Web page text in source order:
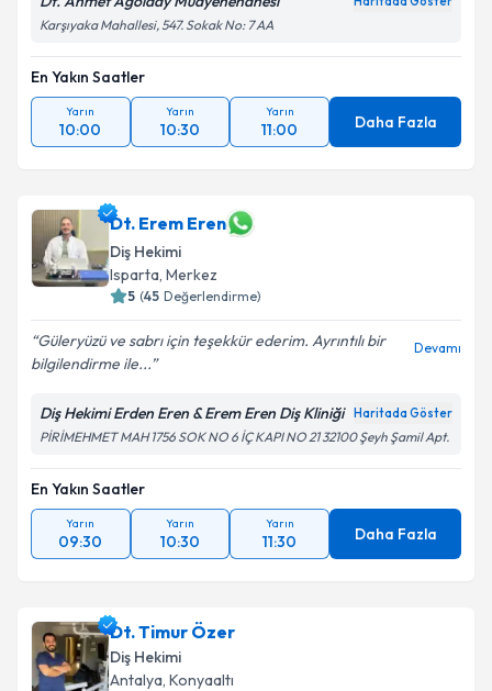
Karşıyaka Mahallesi, 547. Sokak No: 7 AA
En Yakın Saatler
Yarın
10:00
Yarın
10:30
Yarın
11:00 Daha Fazla
Dt. Erem Eren
Diş Hekimi
Isparta, Merkez
5 (45 Değerlendirme)
Güleryüzü ve sabrı için teşekkür ederim. Ayrıntılı bir
bilgilendirme ile...
Devamı
Diş Hekimi Erden Eren & Erem Eren Diş Kliniği Haritada Göster
PİRİMEHMET MAH 1756 SOK NO 6 İÇ KAPI NO 21 32100 Şeyh Şamil Apt.
En Yakın Saatler
Yarın
09:30
Yarın
10:30
Yarın
11:30 Daha Fazla
Dt. Timur Özer
Diş Hekimi
Antalya, Konyaaltı